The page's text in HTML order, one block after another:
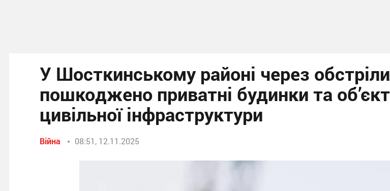
У Шосткинському районі через обстріли
пошкоджено приватні будинки та об’єкт
цивільної інфраструктури
Війна 08:51, 12.11.2025